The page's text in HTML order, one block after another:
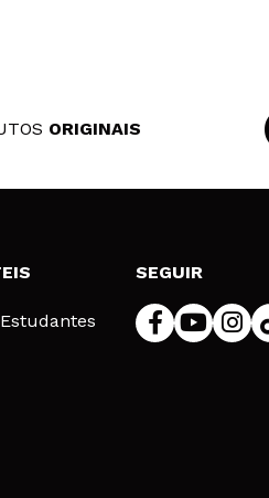
ORIGINAIS
SEGUIR